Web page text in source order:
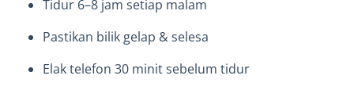
Tidur 6–8 jam setiap malam
Pastikan bilik gelap & selesa
Elak telefon 30 minit sebelum tidur